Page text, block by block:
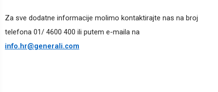
Za sve dodatne informacije molimo kontaktirajte nas na broj
telefona 01/ 4600 400 ili putem e-maila na
info.hr@generali.com